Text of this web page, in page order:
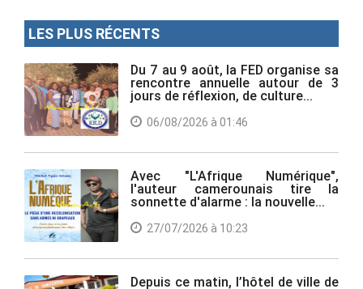
LES PLUS RÉCENTS
Du 7 au 9 août, la FED organise sa
rencontre annuelle autour de 3
jours de réflexion, de culture...
06/08/2026 à 01:46
Avec "L'Afrique Numérique",
l'auteur camerounais tire la
sonnette d'alarme : la nouvelle...
27/07/2026 à 10:23
Depuis ce matin, l’hôtel de ville de